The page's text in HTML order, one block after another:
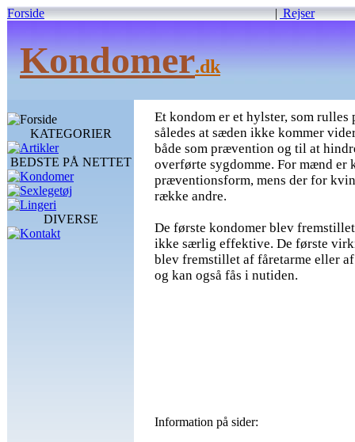
Forside | Rejser
Kondomer.dk
Forside
KATEGORIER
Artikler
BEDSTE PÅ NETTET
Kondomer
Sexlegetøj
Lingeri
DIVERSE
Kontakt
Et kondom er et hylster, som rulles
således at sæden ikke kommer
både som prævention og til at
overførte sygdomme. For mænd er
præventionsform, mens der for
række andre.
De første kondomer blev
ikke særlig effektive. De første
blev fremstillet af fåretarme eller
og kan også fås i nutiden.
Information på sider: